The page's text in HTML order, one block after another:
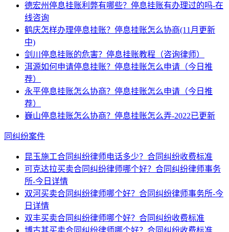
德宏州停息挂账利弊有哪些？停息挂账有办理过的吗-在
线咨询
鹤庆怎样办理停息挂账？停息挂账怎么协商(11月更新
中)
剑川停息挂账的危害？停息挂账教程（咨询律师）
洱源如何申请停息挂账？停息挂账怎么申请（今日推
荐）
永平停息挂账怎么协商？停息挂账怎么申请（今日推
荐）
巍山停息挂账怎么协商？停息挂账怎么弄-2022已更新
同纠纷案件
昆玉施工合同纠纷律师电话多少？合同纠纷收费标准
可克达拉买卖合同纠纷律师哪个好？合同纠纷律师事务
所-今日详情
双河买卖合同纠纷律师哪个好？合同纠纷律师事务所-今
日详情
双丰买卖合同纠纷律师哪个好？合同纠纷收费标准
博古其买卖合同纠纷律师哪个好？合同纠纷收费标准